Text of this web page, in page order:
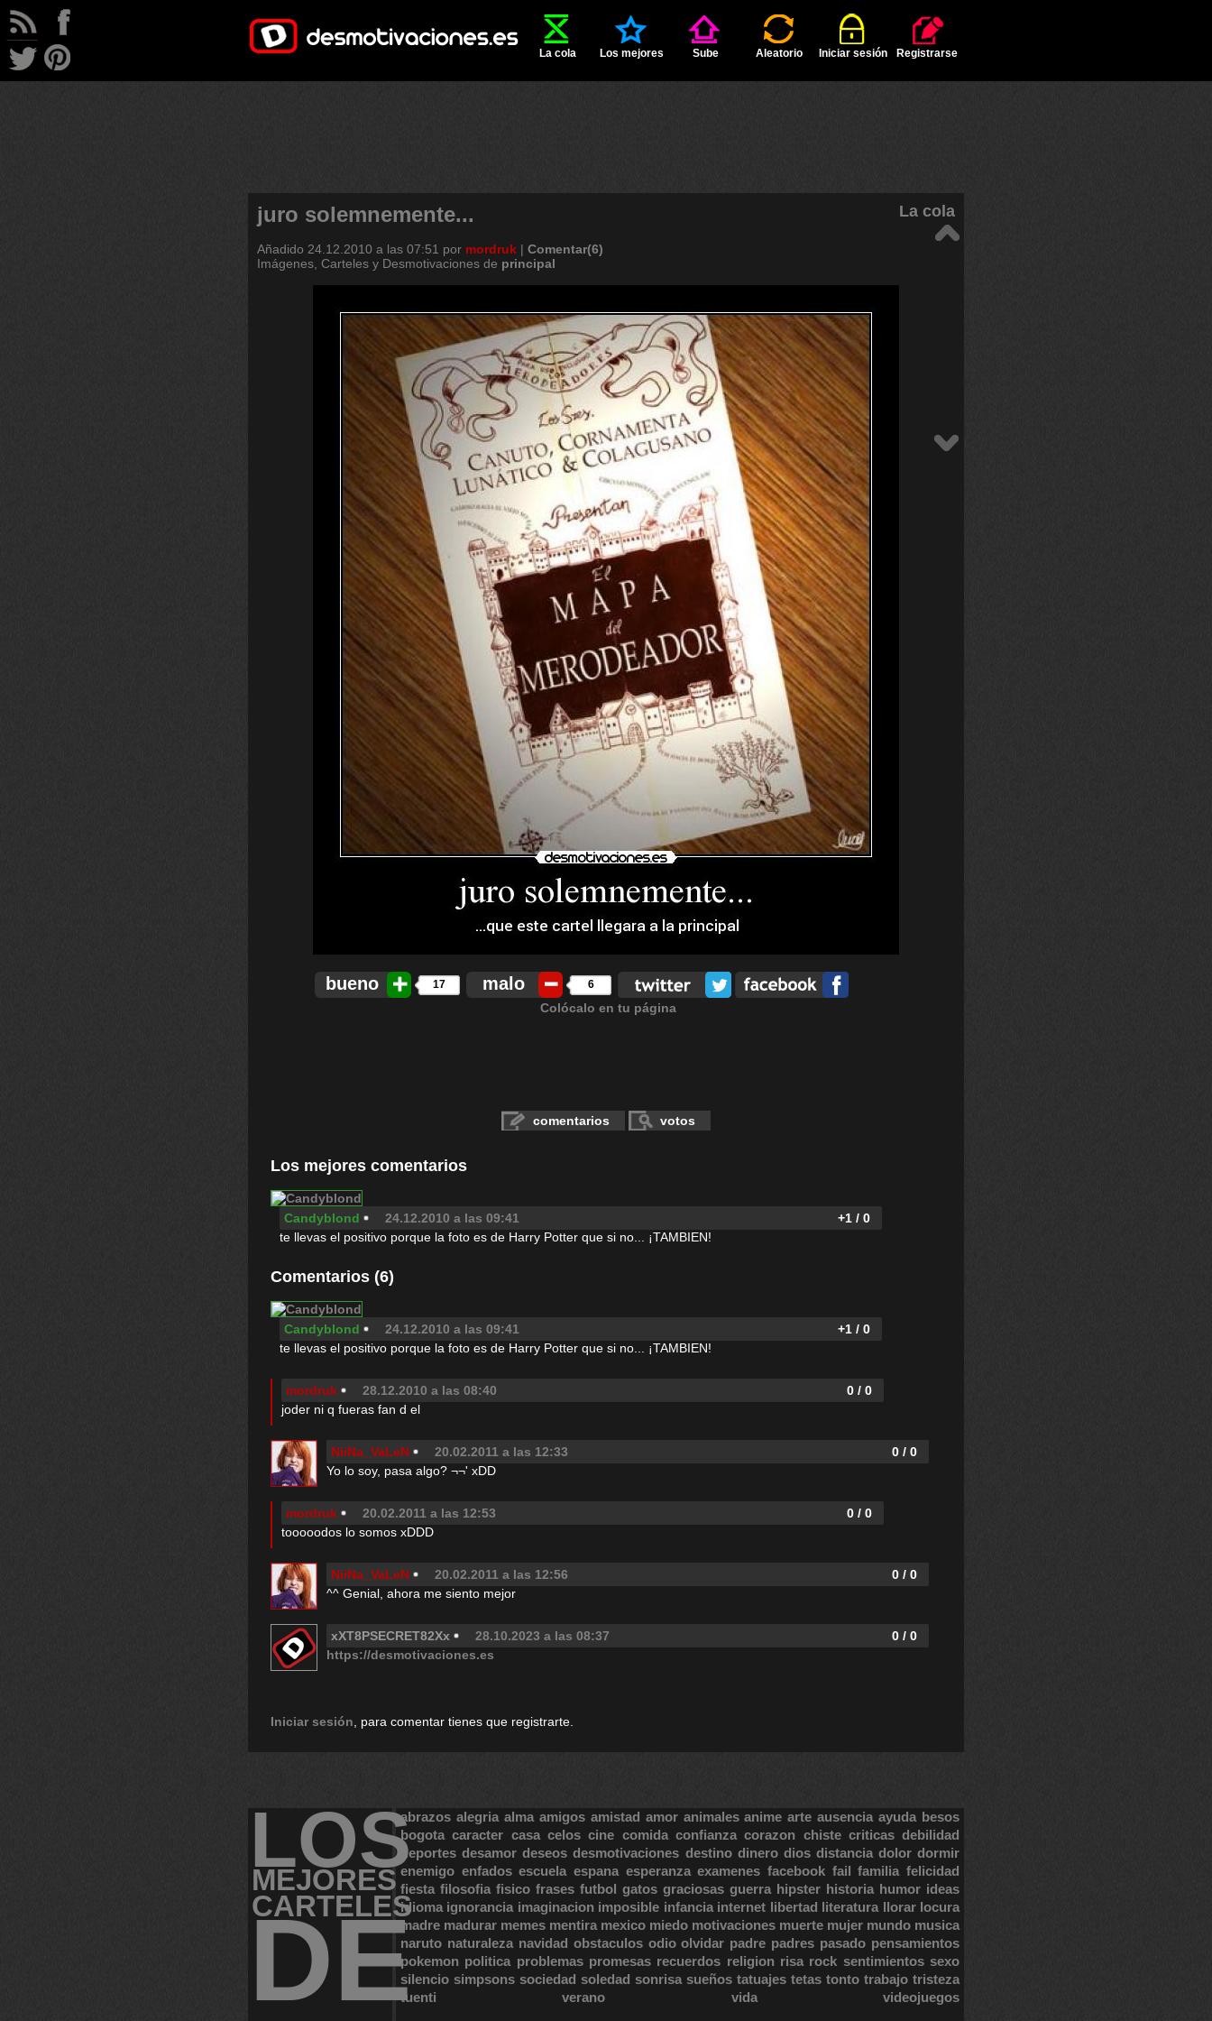
La cola Los mejores Sube Aleatorio Iniciar sesión Registrarse
juro solemnemente... La cola
Añadido 24.12.2010 a las 07:51 por mordruk | Comentar(6)
Imágenes, Carteles y Desmotivaciones de principal
bueno 17 malo 6
Colócalo en tu página
comentarios votos
Los mejores comentarios
Candyblond 24.12.2010 a las 09:41
+1 / 0
te llevas el positivo porque la foto es de Harry Potter que si no... ¡TAMBIEN!
Comentarios (6)
Candyblond 24.12.2010 a las 09:41
+1 / 0
te llevas el positivo porque la foto es de Harry Potter que si no... ¡TAMBIEN!
mordruk 28.12.2010 a las 08:40
0 / 0
joder ni q fueras fan d el
NiiNa_VaLeN 20.02.2011 a las 12:33
0 / 0
Yo lo soy, pasa algo? ¬¬' xDD
mordruk 20.02.2011 a las 12:53
0 / 0
tooooodos lo somos xDDD
NiiNa_VaLeN 20.02.2011 a las 12:56
0 / 0
^^ Genial, ahora me siento mejor
xXT8PSECRET82Xx 28.10.2023 a las 08:37
0 / 0
https://desmotivaciones.es
Iniciar sesión , para comentar tienes que registrarte.
LOS
MEJORES
CARTELES
DE
abrazos alegria alma amigos amistad amor animales anime arte ausencia ayuda besos
bogota caracter casa celos cine comida confianza corazon chiste criticas debilidad
deportes desamor deseos desmotivaciones destino dinero dios distancia dolor dormir
enemigo enfados escuela espana esperanza examenes facebook fail familia felicidad
fiesta filosofia fisico frases futbol gatos graciosas guerra hipster historia humor ideas
idioma ignorancia imaginacion imposible infancia internet libertad literatura llorar locura
madre madurar memes mentira mexico miedo motivaciones muerte mujer mundo musica
naruto naturaleza navidad obstaculos odio olvidar padre padres pasado pensamientos
pokemon politica problemas promesas recuerdos religion risa rock sentimientos sexo
silencio simpsons sociedad soledad sonrisa sueños tatuajes tetas tonto trabajo tristeza
tuenti
verano vida videojuegos